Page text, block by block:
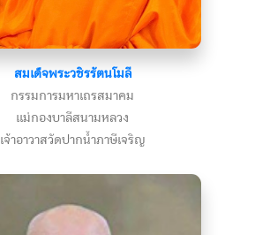
สมเด็จพระวชิรรัตนโมลี
กรรมการมหาเถรสมาคม
แม่กองบาลีสนามหลวง
เจ้าอาวาสวัดปากน้ำภาษีเจริญ